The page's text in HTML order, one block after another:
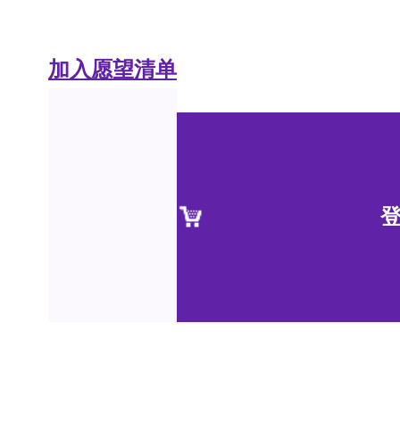
加入愿望清单